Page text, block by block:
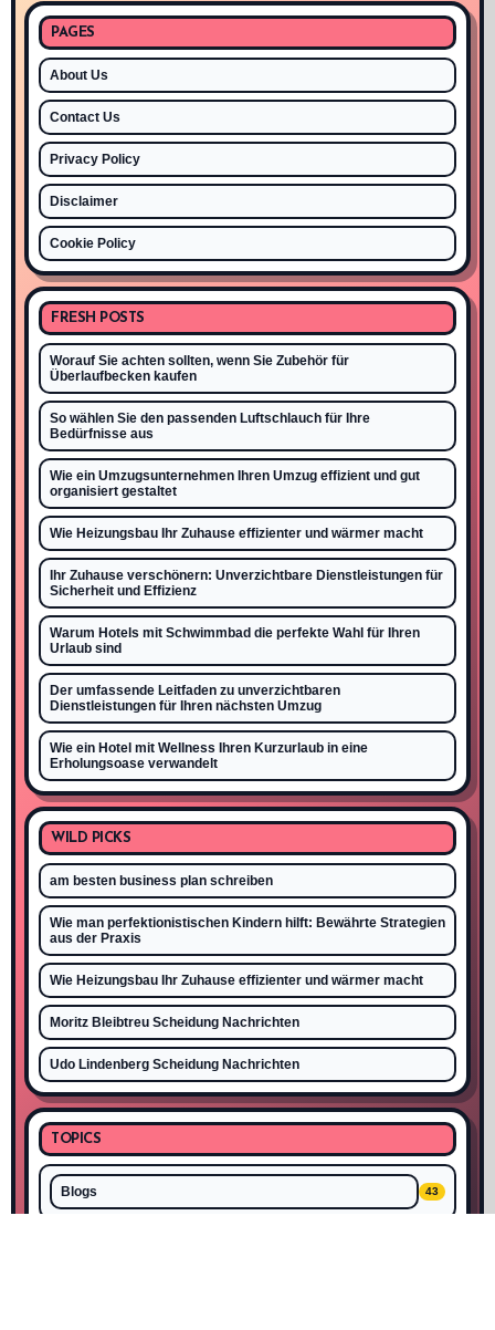
PAGES
About Us
Contact Us
Privacy Policy
Disclaimer
Cookie Policy
FRESH POSTS
Worauf Sie achten sollten, wenn Sie Zubehör für
Überlaufbecken kaufen
So wählen Sie den passenden Luftschlauch für Ihre
Bedürfnisse aus
Wie ein Umzugsunternehmen Ihren Umzug effizient und gut
organisiert gestaltet
Wie Heizungsbau Ihr Zuhause effizienter und wärmer macht
Ihr Zuhause verschönern: Unverzichtbare Dienstleistungen für
Sicherheit und Effizienz
Warum Hotels mit Schwimmbad die perfekte Wahl für Ihren
Urlaub sind
Der umfassende Leitfaden zu unverzichtbaren
Dienstleistungen für Ihren nächsten Umzug
Wie ein Hotel mit Wellness Ihren Kurzurlaub in eine
Erholungsoase verwandelt
WILD PICKS
am besten business plan schreiben
Wie man perfektionistischen Kindern hilft: Bewährte Strategien
aus der Praxis
Wie Heizungsbau Ihr Zuhause effizienter und wärmer macht
Moritz Bleibtreu Scheidung Nachrichten
Udo Lindenberg Scheidung Nachrichten
TOPICS
Blogs 43